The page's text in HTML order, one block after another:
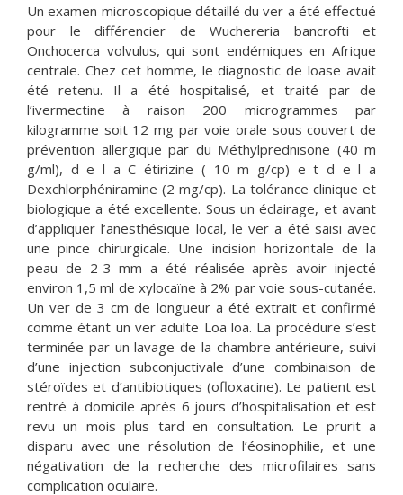
Un examen microscopique détaillé du ver a été effectué
pour le différencier de Wuchereria bancrofti et
Onchocerca volvulus, qui sont endémiques en Afrique
centrale. Chez cet homme, le diagnostic de loase avait
été retenu. Il a été hospitalisé, et traité par de
l’ivermectine à raison 200 microgrammes par
kilogramme soit 12 mg par voie orale sous couvert de
prévention allergique par du Méthylprednisone (40 m
g/ml), d e l a C étirizine ( 10 m g/cp) e t d e l a
Dexchlorphéniramine (2 mg/cp). La tolérance clinique et
biologique a été excellente. Sous un éclairage, et avant
d’appliquer l’anesthésique local, le ver a été saisi avec
une pince chirurgicale. Une incision horizontale de la
peau de 2-3 mm a été réalisée après avoir injecté
environ 1,5 ml de xylocaïne à 2% par voie sous-cutanée.
Un ver de 3 cm de longueur a été extrait et confirmé
comme étant un ver adulte Loa loa. La procédure s’est
terminée par un lavage de la chambre antérieure, suivi
d’une injection subconjuctivale d’une combinaison de
stéroïdes et d’antibiotiques (ofloxacine). Le patient est
rentré à domicile après 6 jours d’hospitalisation et est
revu un mois plus tard en consultation. Le prurit a
disparu avec une résolution de l’éosinophilie, et une
négativation de la recherche des microfilaires sans
complication oculaire.